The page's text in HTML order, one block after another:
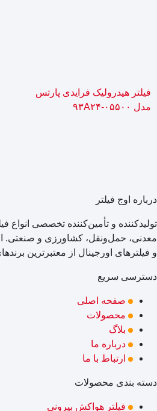
فیلتر هیدرولیک فرایدی پارتس
مدل ۹۳A۲۴-۰۵۵۰۰
درباره اوج فیلتر
تولیدکننده و تأمین‌کننده تخصصی انواع
معدنی، حمل‌ونقل، کشاورزی و صنعتی.
و فیلترهای اورجینال از معتبرترین
دسترسی سریع
صفحه اصلی
محصولات
بلاگ
درباره ما
ارتباط با ما
دسته بندی محصولات
فیلتر هواکش بیرونی